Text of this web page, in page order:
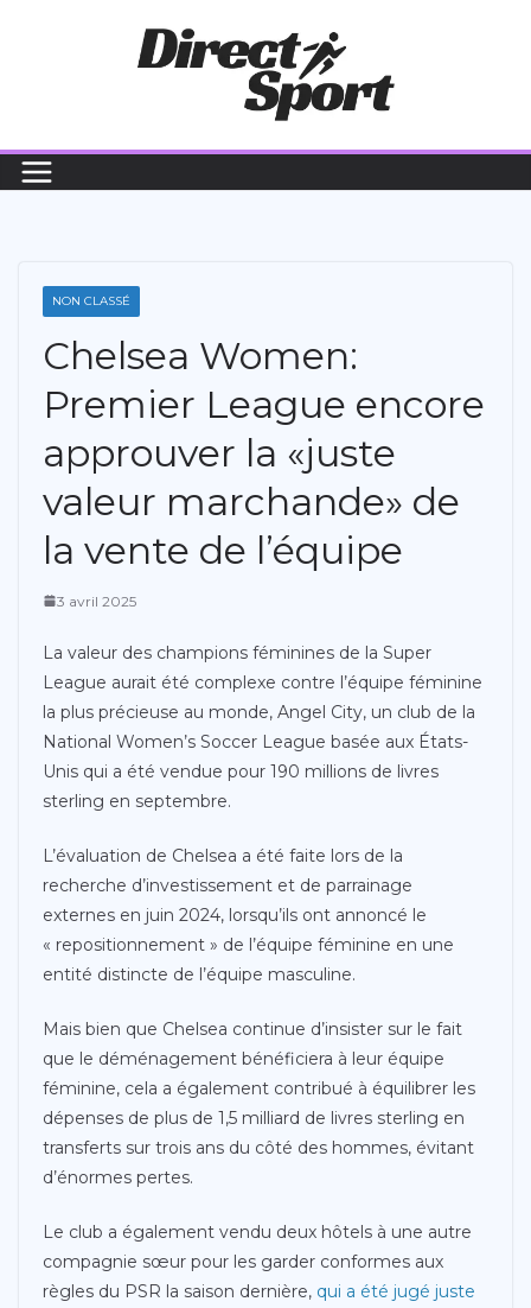
NON CLASSÉ
Chelsea Women:
Premier League encore
approuver la «juste
valeur marchande» de
la vente de l’équipe
3 avril 2025
La valeur des champions féminines de la Super
League aurait été complexe contre l’équipe féminine
la plus précieuse au monde, Angel City, un club de la
National Women’s Soccer League basée aux États-
Unis qui a été vendue pour 190 millions de livres
sterling en septembre.
L’évaluation de Chelsea a été faite lors de la
recherche d’investissement et de parrainage
externes en juin 2024, lorsqu’ils ont annoncé le
« repositionnement » de l’équipe féminine en une
entité distincte de l’équipe masculine.
Mais bien que Chelsea continue d’insister sur le fait
que le déménagement bénéficiera à leur équipe
féminine, cela a également contribué à équilibrer les
dépenses de plus de 1,5 milliard de livres sterling en
transferts sur trois ans du côté des hommes, évitant
d’énormes pertes.
Le club a également vendu deux hôtels à une autre
compagnie sœur pour les garder conformes aux
règles du PSR la saison dernière, qui a été jugé juste